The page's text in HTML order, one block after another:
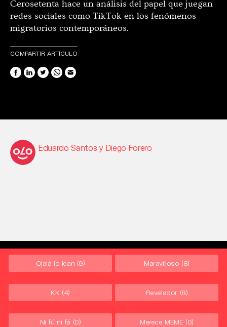
Cerosetenta hace un análisis del papel que juegan
redes sociales como TikTok en los fenómenos
migratorios contemporáneos.
COMPARTIR ARTÍCULO
Eduardo Santos y Diego Forero
Ojalá lo lean (9) Maravilloso (8)
KK (4) Revelador (8)
Ni fú ni fá (0) Merece MEME (0)